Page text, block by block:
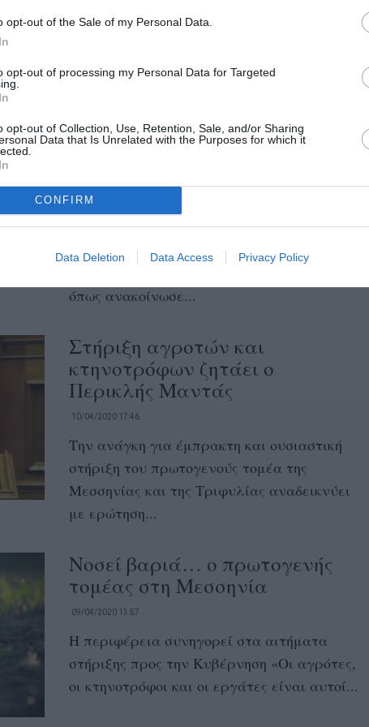
opt-out of the Sale of my Personal Data.
opt-out of processing my Personal Data for Targeted
opt-out of Collection, Use, Retention, Sale, and/or Sharing
Data that Is Unrelated with the Purposes for which it
CONFIRM
Data Deletion Data Access Privacy Policy
επηρεάζει θανάσιμα τα ελαιόδεντρα στην
πληρωμή 19 εκατ. ευρώ σε
αποζημιώσεις και ενισχύσεις
13/04/2020 16:21
Σε έκτακτη πληρωμή καταβολής
αποζημιώσεων ύψους 19 εκατ. ευρώ θα
όπως ανακοίνωσε...
Στήριξη αγροτών και
κτηνοτρόφων ζητάει ο
Περικλής Μαντάς
10/04/2020 17:46
Την ανάγκη για έμπρακτη και ουσιαστική
στήριξη του πρωτογενούς τομέα της
Μεσσηνίας και της Τριφυλίας αναδεικνύει
με ερώτηση...
Νοσεί βαριά… ο πρωτογενής
τομέας στη Μεσσηνία
09/04/2020 13:57
Η περιφέρεια συνηγορεί στα αιτήματα
στήριξης προς την Κυβέρνηση «Οι αγρότες,
οι κτηνοτρόφοι και οι εργάτες είναι αυτοί...